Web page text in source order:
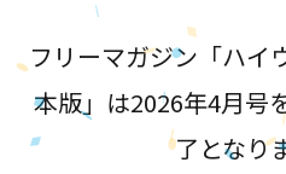
フリーマガジン「ハイ
本版」は2026年4月号
了となり